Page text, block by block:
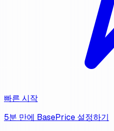
빠른 시작
5분 만에 BasePrice 설정하기